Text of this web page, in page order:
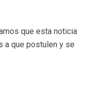
que esta noticia
a que postulen y se